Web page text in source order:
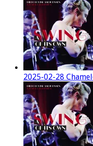
2025-02-28